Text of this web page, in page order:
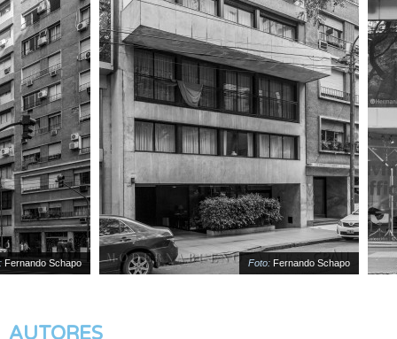
Schapo Foto:Fernando Schapo
AUTORES